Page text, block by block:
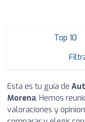
Top 10
Esta es tu guía de
Morena. Hemos
valoraciones y